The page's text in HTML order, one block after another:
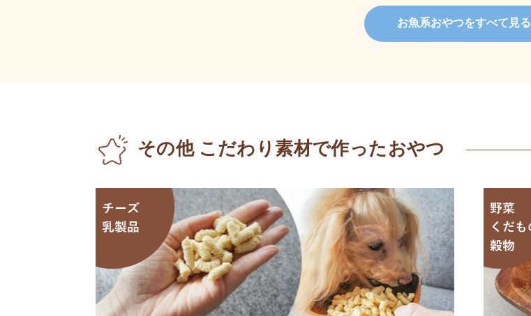
お魚系おやつをすべて見る
その他 こだわり素材で作ったおやつ